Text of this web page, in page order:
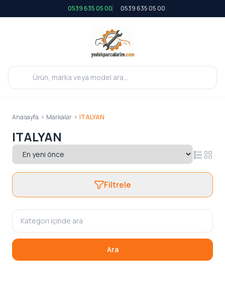
0539 635 05 00 0539 635 05 00
Anasayfa > Markalar > ITALYAN
ITALYAN
Filtrele
Ara